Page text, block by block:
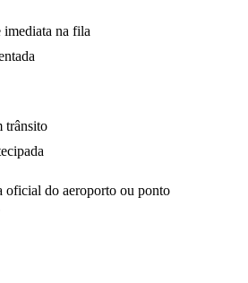
na fila
trânsito
oficial do aeroporto ou ponto